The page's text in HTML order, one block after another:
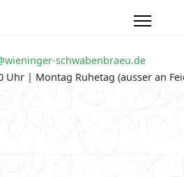
schwabenbraeu.de
Uhr | Montag Ruhetag (ausser an